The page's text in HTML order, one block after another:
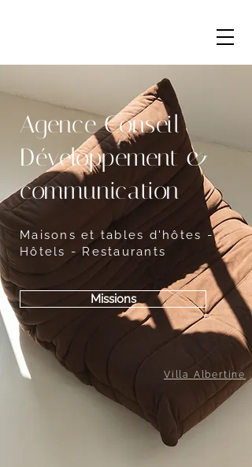
AgenceConseil
Développement &
communication
Maisons et tables d'hôtes -
Hôtels - Restaurants
Missions
Villa Albertine